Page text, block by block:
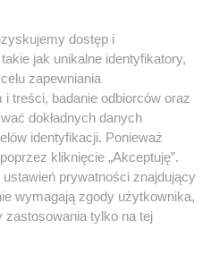
dostęp i
jak unikalne identyfikatory,
zapewniania
treści, badanie odbiorców oraz
dokładnych danych
identyfikacji. Ponieważ
kliknięcie „Akceptuję”.
prywatności znajdujący
wymagają zgody użytkownika,
zastosowania tylko na tej